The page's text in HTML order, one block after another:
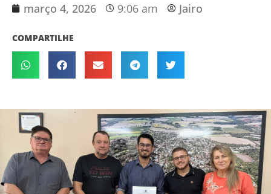
março 4, 2026 9:06 am Jairo
COMPARTILHE